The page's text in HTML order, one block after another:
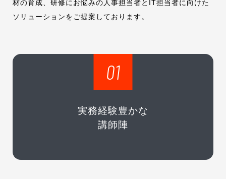
材の育成、研修にお悩みの人事担当者とIT担当者に向けた
ソリューションをご提案しております。
01
実務経験豊かな
講師陣